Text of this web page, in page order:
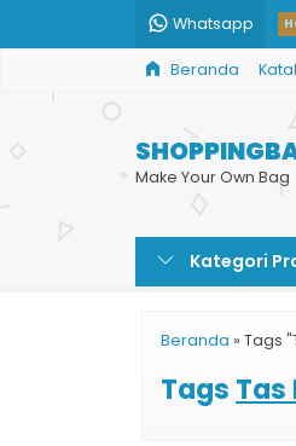
Whatsapp
Beranda
Make Your Own Bag
Kategori
Beranda » Tags
Tags Tas